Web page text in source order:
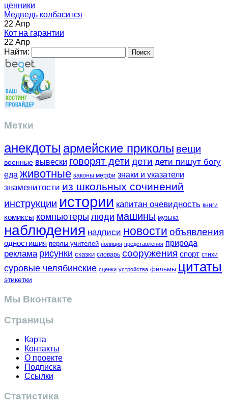
ценники
Медведь колбасится
22 Апр
Кот на гарантии
22 Апр
Найти:
Метки
анекдоты армейские приколы вещи
военные вывески говорят дети дети дети пишут богу
еда животные законы мёрфи знаки и указатели
знаменитости из школьных сочинений
инструкции истории капитан очевидность книги
комиксы компьютеры люди машины музыка
наблюдения надписи новости объявления
одностишия перлы учителей полиция представления природа
реклама рисунки сказки словарь сооружения спорт стихи
суровые челябинские сценки устройства фильмы цитаты
этикетки
Мы Вконтакте
Страницы
Карта
Контакты
О проекте
Подписка
Ссылки
Статистика